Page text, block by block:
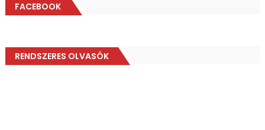
FACEBOOK
RENDSZERES OLVASÓK